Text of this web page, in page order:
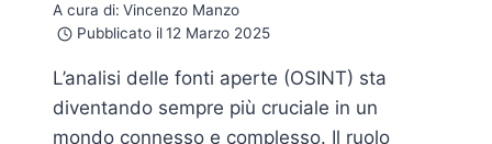
A cura di: Vincenzo Manzo
Pubblicato il 12 Marzo 2025
L’analisi delle fonti aperte (OSINT) sta
diventando sempre più cruciale in un
mondo connesso e complesso. Il ruolo